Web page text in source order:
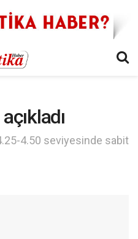
4.50 seviyesinde sabit